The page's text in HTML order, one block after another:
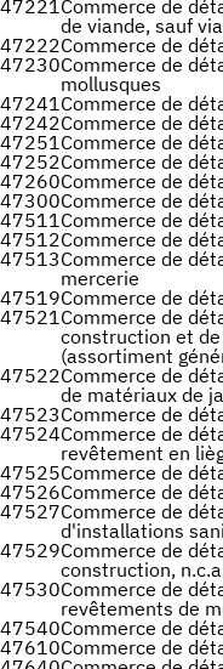
47221Commerce de
de viande, sauf
47222Commerce de
47230Commerce de
mollusques
47241Commerce de
47242Commerce de
47251Commerce de
47252Commerce de
47260Commerce de
47300Commerce de
47511Commerce de
47512Commerce de
47513Commerce de
mercerie
47519Commerce de
47521Commerce de
construction et
(assortiment
47522Commerce de
de matériaux de
47523Commerce de
47524Commerce de
revêtement en
47525Commerce de
47526Commerce de
47527Commerce de
d'installations
47529Commerce de
construction,
47530Commerce de
revêtements de
47540Commerce de
47610Commerce de